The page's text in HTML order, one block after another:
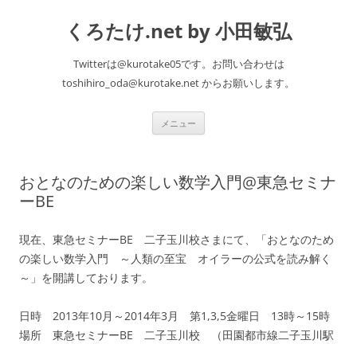
くろたけ.net by 小田敏弘
Twitterは@kurotake05です。お問い合わせは
toshihiro_oda@kurotake.net からお願いします。
メニュー
へ
ス
キ
おとなのための楽しい数学入門@東急セミナ
ーBE
現在、東急セミナーBE 二子玉川校さまにて、「おとなのため
の楽しい数学入門 ～人類の至宝 オイラーの公式を読み解く
～」を開講しております。
日時 2013年10月～2014年3月 第1,3,5金曜日 13時～15時
場所 東急セミナーBE 二子玉川校 （田園都市線二子玉川駅